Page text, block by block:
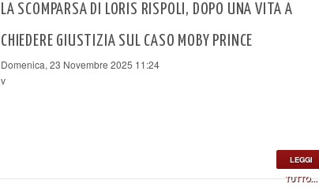
LA SCOMPARSA DI LORIS RISPOLI, DOPO UNA VITA A
CHIEDERE GIUSTIZIA SUL CASO MOBY PRINCE
Domenica, 23 Novembre 2025 11:24
v
LEGGI
TUTTO...